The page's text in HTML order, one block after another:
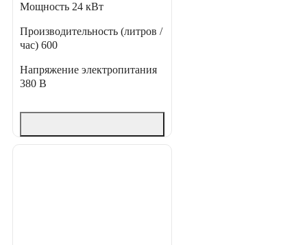
Мощность 24 кВт
Производительность (литров /
час) 600
Напряжение электропитания
380 В